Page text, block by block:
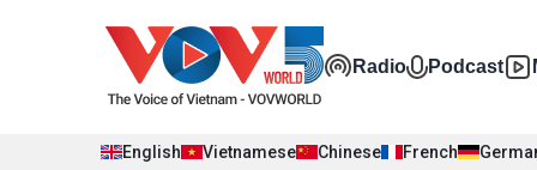
Đa phương
Radio Podcast
English Vietnamese Chinese French